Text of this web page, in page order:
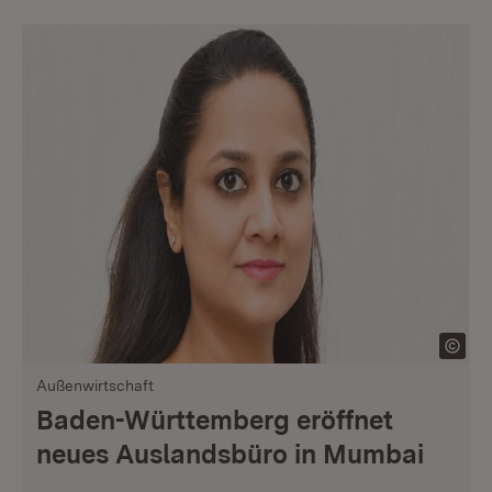
Außenwirtschaft
Baden-Württemberg eröffnet
neues Auslandsbüro in Mumbai